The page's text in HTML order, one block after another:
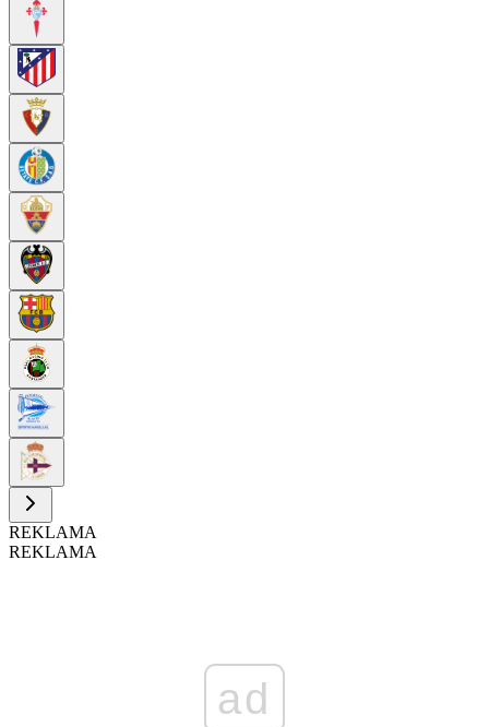
REKLAMA
REKLAMA
ad